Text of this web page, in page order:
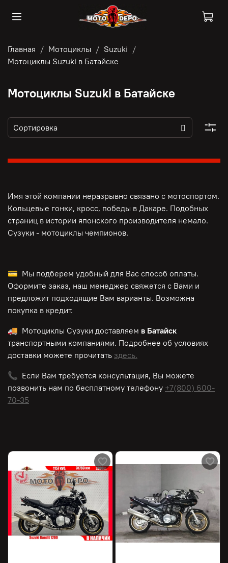
Главная Мотоциклы
Suzuki
Мотоциклы Suzuki в Батайске
Мотоциклы Suzuki в Батайске
Имя этой компании неразрывно связано с мотоспортом.
Кольцевые гонки, кросс, победы в Дакаре. Подобных
страниц в истории японского производителя немало.
Сузуки - мотоциклы чемпионов.
💳 Мы подберем удобный для Вас способ оплаты.
Оформите заказ, наш менеджер свяжется с Вами и
предложит подходящие Вам варианты. Возможна
покупка в кредит.
🚚 Мотоциклы Сузуки доставляем в Батайск
транспортными компаниями. Подробнее об условиях
доставки можете прочитать здесь.
📞 Если Вам требуется консультация, Вы можете
позвонить нам по бесплатному телефону +7(800) 600-
70-35